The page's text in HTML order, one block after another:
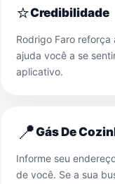
⭐Credibilidade
Rodrigo Faro reforça
ajuda você a se
aplicativo.
📍Gás De
Informe seu
de você. Se a sua